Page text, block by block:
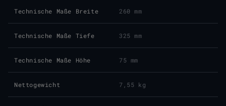
Technische Maße Breite 260 mm
Technische Maße Tiefe 325 mm
Technische Maße Höhe 75 mm
Nettogewicht 7,55 kg